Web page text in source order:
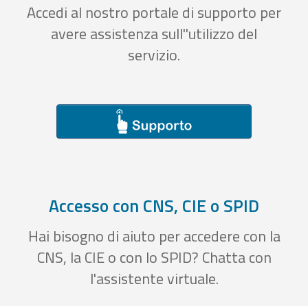
Accedi al nostro portale di supporto per
avere assistenza sull''utilizzo del
servizio.
Accesso con CNS, CIE o SPID
Hai bisogno di aiuto per accedere con la
CNS, la CIE o con lo SPID? Chatta con
l'assistente virtuale.